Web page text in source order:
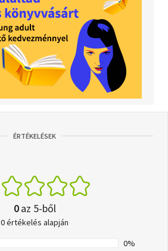
ÉRTÉKELÉSEK
0az 5-ből
0 értékelés alapján
0%